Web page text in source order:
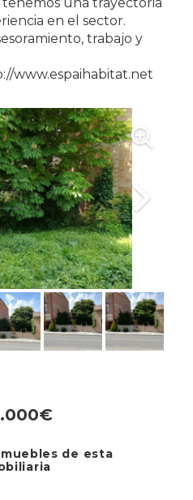
una trayectoria
en el sector.
trabajo y
www.espaihabitat.net
de esta